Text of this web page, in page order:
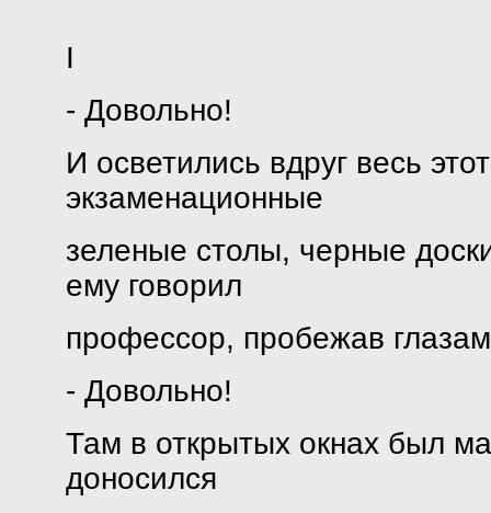
I
- Довольно!
И осветились вдруг весь
экзаменационные
зеленые столы, черные
ему говорил
профессор, пробежав
- Довольно!
Там в открытых окнах был
доносился